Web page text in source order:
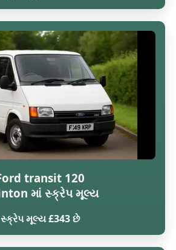
transit 120
માં સ્ક્રેપ મૂલ્ય
સ્ક્રેપ મૂલ્ય £343 છે